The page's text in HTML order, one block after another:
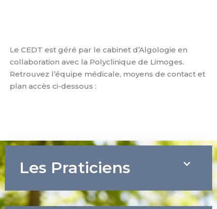
Le CEDT est géré par le cabinet d’Algologie en
collaboration avec la Polyclinique de Limoges.
Retrouvez l’équipe médicale, moyens de contact et
plan accès ci-dessous :
Les Praticiens